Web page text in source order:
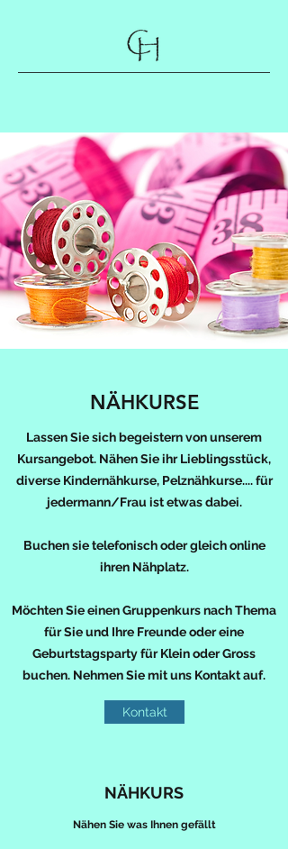
NÄHKURSE
Lassen Sie sich begeistern von unserem
Kursangebot. Nähen Sie ihr Lieblingsstück,
diverse Kindernähkurse, Pelznähkurse.... für
jedermann/Frau ist etwas dabei.
Buchen sie telefonisch oder gleich online
ihren Nähplatz.
Möchten Sie einen Gruppenkurs nach Thema
für Sie und Ihre Freunde oder eine
Geburtstagsparty für Klein oder Gross
buchen. Nehmen Sie mit uns Kontakt auf.
Kontakt
NÄHKURS
Nähen Sie was Ihnen gefällt